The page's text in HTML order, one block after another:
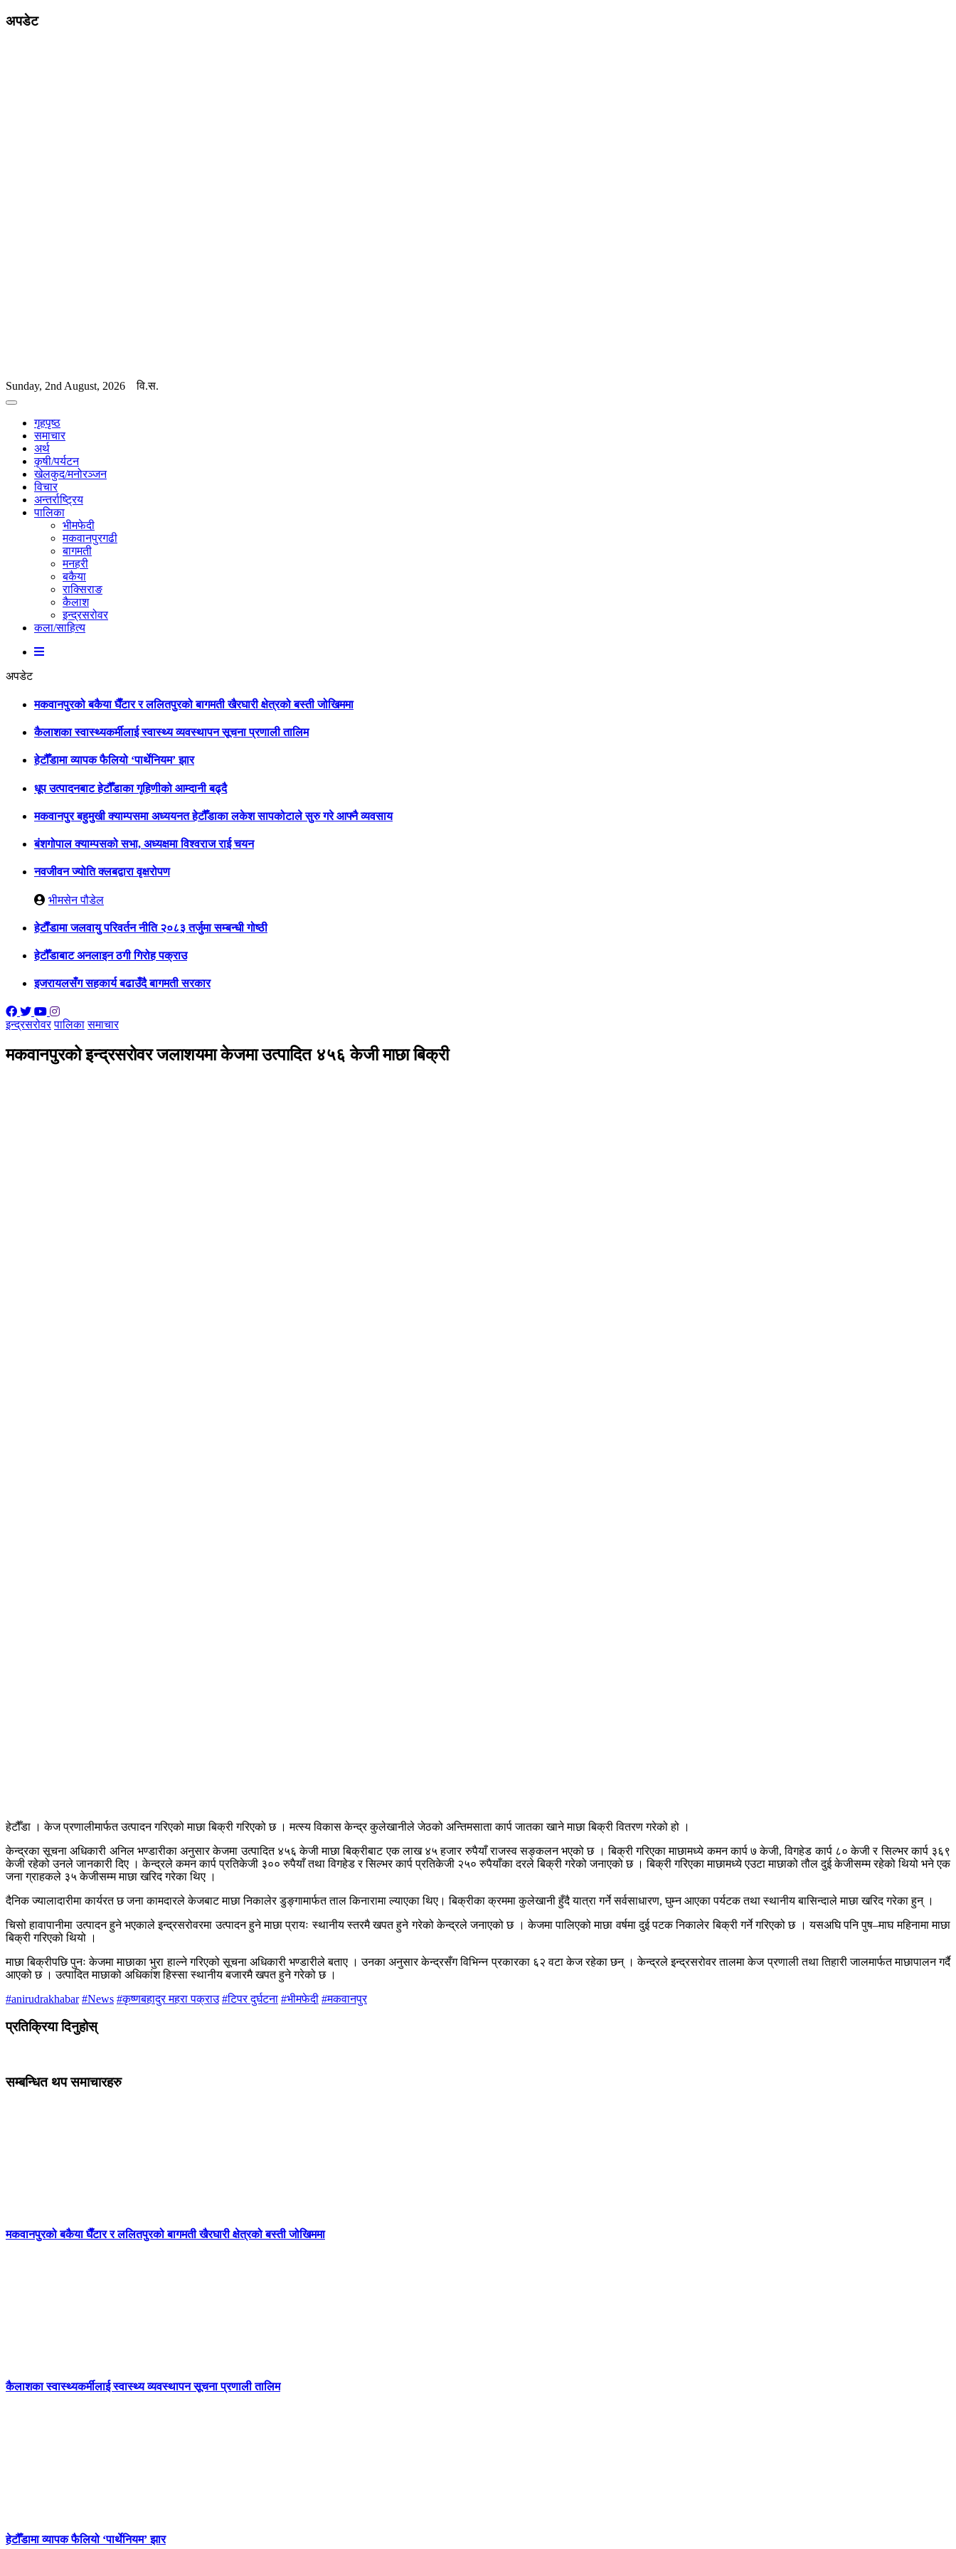
अपडेट
Sunday, 2nd August, 2026 वि.स.
गृहपृष्ठ
समाचार
अर्थ
कृषी/पर्यटन
खेलकुद/मनोरञ्जन
विचार
अन्तर्राष्ट्रिय
पालिका
भीमफेदी
मकवानपुरगढी
बागमती
मनहरी
बकैया
राक्सिराङ
कैलाश
इन्द्रसरोवर
कला/साहित्य
अपडेट
मकवानपुरको बकैया घैँटार र ललितपुरको बागमती खैरघारी क्षेत्रको बस्ती जोखिममा
कैलाशका स्वास्थ्यकर्मीलाई स्वास्थ्य व्यवस्थापन सूचना प्रणाली तालिम
हेटौँडामा व्यापक फैलियो ‘पार्थेनियम’ झार
धूप उत्पादनबाट हेटौँडाका गृहिणीको आम्दानी बढ्दै
मकवानपुर बहुमुखी क्याम्पसमा अध्ययनत हेटौँडाका लकेश सापकोटाले सुरु गरे आफ्नै व्यवसाय
बंशगोपाल क्याम्पसको सभा, अध्यक्षमा विश्वराज राई चयन
नवजीवन ज्योति क्लबद्वारा वृक्षरोपण
भीमसेन पौडेल
हेटाैँडामा जलवायु परिवर्तन नीति २०८३ तर्जुमा सम्बन्धी गोष्ठी
हेटौँडाबाट अनलाइन ठगी गिरोह पक्राउ
इजरायलसँग सहकार्य बढाउँदै बागमती सरकार
इन्द्रसरोवर पालिका समाचार
मकवानपुरको इन्द्रसरोवर जलाशयमा केजमा उत्पादित ४५६ केजी माछा बिक्री
हेटौँडा । केज प्रणालीमार्फत उत्पादन गरिएको माछा बिक्री गरिएको छ । मत्स्य विकास केन्द्र कुलेखानीले जेठको अन्तिमसाता कार्प जातका खाने माछा बिक्री वितरण गरेको हो ।
केन्द्रका सूचना अधिकारी अनिल भण्डारीका अनुसार केजमा उत्पादित ४५६ केजी माछा बिक्रीबाट एक लाख ४५ हजार रुपैयाँ राजस्व सङ्कलन भएको छ । बिक्री गरिएका माछामध्ये कमन कार्प ७ केजी, विगहेड कार्प ८० केजी र सिल्भर कार्प ३६९
केजी रहेको उनले जानकारी दिए । केन्द्रले कमन कार्प प्रतिकेजी ३०० रुपैयाँ तथा विगहेड र सिल्भर कार्प प्रतिकेजी २५० रुपैयाँका दरले बिक्री गरेको जनाएको छ । बिक्री गरिएका माछामध्ये एउटा माछाको तौल दुई केजीसम्म रहेको थियो भने एक
जना ग्राहकले ३५ केजीसम्म माछा खरिद गरेका थिए ।
दैनिक ज्यालादारीमा कार्यरत छ जना कामदारले केजबाट माछा निकालेर डुङ्गामार्फत ताल किनारामा ल्याएका थिए। बिक्रीका क्रममा कुलेखानी हुँदै यात्रा गर्ने सर्वसाधारण, घुम्न आएका पर्यटक तथा स्थानीय बासिन्दाले माछा खरिद गरेका हुन् ।
चिसो हावापानीमा उत्पादन हुने भएकाले इन्द्रसरोवरमा उत्पादन हुने माछा प्रायः स्थानीय स्तरमै खपत हुने गरेको केन्द्रले जनाएको छ । केजमा पालिएको माछा वर्षमा दुई पटक निकालेर बिक्री गर्ने गरिएको छ । यसअघि पनि पुष–माघ महिनामा माछा
बिक्री गरिएको थियो ।
माछा बिक्रीपछि पुनः केजमा माछाका भुरा हाल्ने गरिएको सूचना अधिकारी भण्डारीले बताए । उनका अनुसार केन्द्रसँग विभिन्न प्रकारका ६२ वटा केज रहेका छन् । केन्द्रले इन्द्रसरोवर तालमा केज प्रणाली तथा तिहारी जालमार्फत माछापालन गर्दै
आएको छ । उत्पादित माछाको अधिकांश हिस्सा स्थानीय बजारमै खपत हुने गरेको छ ।
#anirudrakhabar #News #कृष्णबहादुर महरा पक्राउ #टिपर दुर्घटना #भीमफेदी #मकवानपुर
प्रतिक्रिया दिनुहोस्
सम्बन्धित थप समाचारहरु
मकवानपुरको बकैया घैँटार र ललितपुरको बागमती खैरघारी क्षेत्रको बस्ती जोखिममा
कैलाशका स्वास्थ्यकर्मीलाई स्वास्थ्य व्यवस्थापन सूचना प्रणाली तालिम
हेटौँडामा व्यापक फैलियो ‘पार्थेनियम’ झार